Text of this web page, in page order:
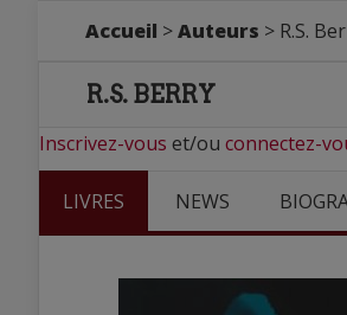
Accueil >Auteurs > R.S.
R.S. BERRY
Inscrivez-vous et/ou connectez-
LIVRES NEWS